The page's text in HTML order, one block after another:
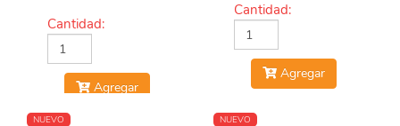
Cantidad:
Agregar
Cantidad:
Agregar
NUEVO NUEVO